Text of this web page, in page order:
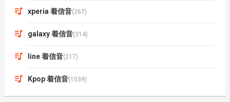
xperia 着信音(267)
galaxy 着信音(314)
line 着信音(217)
Kpop 着信音(1039)